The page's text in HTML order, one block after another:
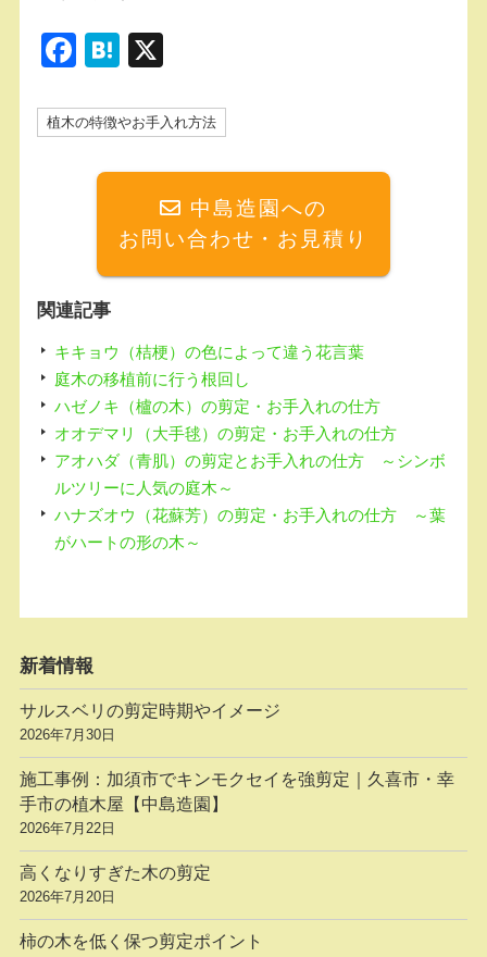
F
c
k
H
e
植木の特徴やお手入れ方法
中島造園への
お問い合わせ・お見積り
関連記事
キキョウ（桔梗）の色によって違う花言葉
庭木の移植前に行う根回し
ハゼノキ（櫨の木）の剪定・お手入れの仕方
オオデマリ（大手毬）の剪定・お手入れの仕方
アオハダ（青肌）の剪定とお手入れの仕方 ～シンボ
ルツリーに人気の庭木～
ハナズオウ（花蘇芳）の剪定・お手入れの仕方 ～葉
がハートの形の木～
新着情報
サルスベリの剪定時期やイメージ
2026年7月30日
施工事例：加須市でキンモクセイを強剪定｜久喜市・幸
手市の植木屋【中島造園】
2026年7月22日
高くなりすぎた木の剪定
2026年7月20日
柿の木を低く保つ剪定ポイント